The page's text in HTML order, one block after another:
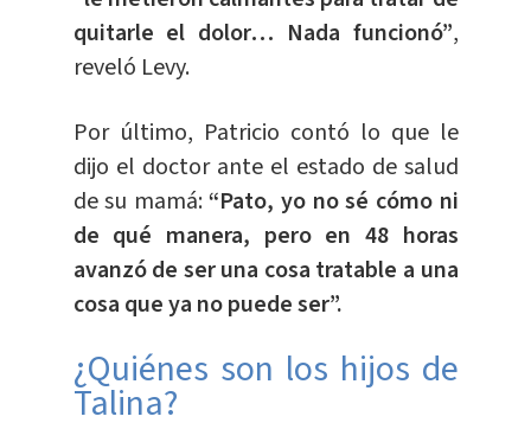
quitarle el dolor… Nada funcionó”,
reveló Levy.
Por último, Patricio contó lo que le
dijo el doctor ante el estado de salud
de su mamá:“Pato, yo no sé cómo ni
de qué manera, pero en 48 horas
avanzó de ser una cosa tratable a una
cosa que ya no puede ser”.
¿Quiénes son los hijos de
Talina?